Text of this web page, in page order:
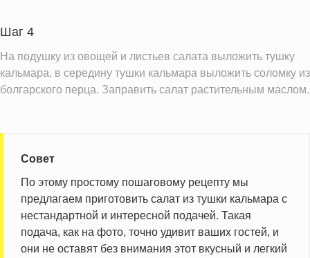
Шаг 4
На подушку из овощей и листьев салата выложить тушку
кальмара, в середину тушки кальмара выложить соломку из
болгарского перца. Заправить салат растительным маслом.
Совет
По этому простому пошаговому рецепту мы
предлагаем приготовить салат из тушки кальмара с
нестандартной и интересной подачей. Такая
подача, как на фото, точно удивит ваших гостей, и
они не оставят без внимания этот вкусный и легкий